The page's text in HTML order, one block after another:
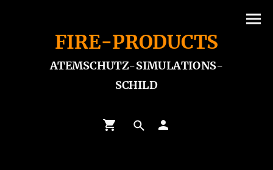
FIRE-PRODUCTS
ATEMSCHUTZ-SIMULATIONS-
SCHILD